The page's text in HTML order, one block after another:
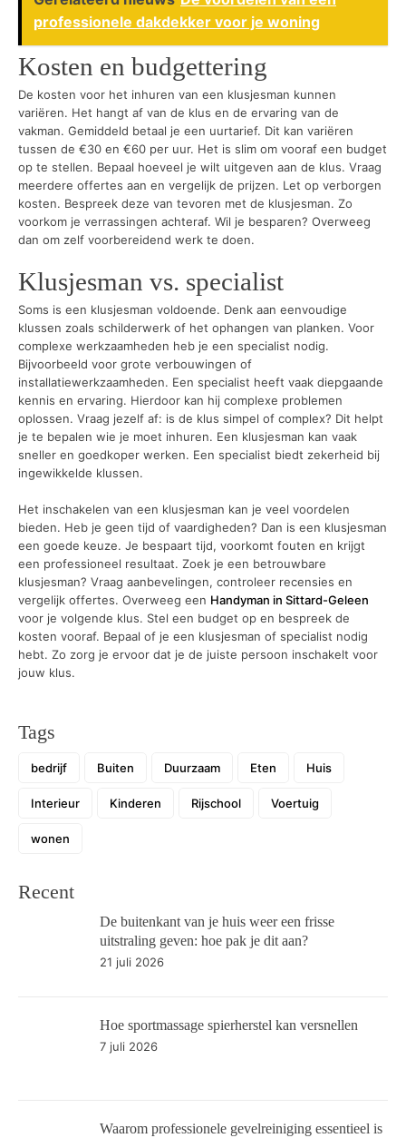
professionele dakdekker voor je woning
Kosten en budgettering
De kosten voor het inhuren van een klusjesman kunnen
variëren. Het hangt af van de klus en de ervaring van de
vakman. Gemiddeld betaal je een uurtarief. Dit kan variëren
tussen de €30 en €60 per uur. Het is slim om vooraf een budget
op te stellen. Bepaal hoeveel je wilt uitgeven aan de klus. Vraag
meerdere offertes aan en vergelijk de prijzen. Let op verborgen
kosten. Bespreek deze van tevoren met de klusjesman. Zo
voorkom je verrassingen achteraf. Wil je besparen? Overweeg
dan om zelf voorbereidend werk te doen.
Klusjesman vs. specialist
Soms is een klusjesman voldoende. Denk aan eenvoudige
klussen zoals schilderwerk of het ophangen van planken. Voor
complexe werkzaamheden heb je een specialist nodig.
Bijvoorbeeld voor grote verbouwingen of
installatiewerkzaamheden. Een specialist heeft vaak diepgaande
kennis en ervaring. Hierdoor kan hij complexe problemen
oplossen. Vraag jezelf af: is de klus simpel of complex? Dit helpt
je te bepalen wie je moet inhuren. Een klusjesman kan vaak
sneller en goedkoper werken. Een specialist biedt zekerheid bij
ingewikkelde klussen.
Het inschakelen van een klusjesman kan je veel voordelen
bieden. Heb je geen tijd of vaardigheden? Dan is een klusjesman
een goede keuze. Je bespaart tijd, voorkomt fouten en krijgt
een professioneel resultaat. Zoek je een betrouwbare
klusjesman? Vraag aanbevelingen, controleer recensies en
vergelijk offertes. Overweeg een Handyman in Sittard-Geleen
voor je volgende klus. Stel een budget op en bespreek de
kosten vooraf. Bepaal of je een klusjesman of specialist nodig
hebt. Zo zorg je ervoor dat je de juiste persoon inschakelt voor
jouw klus.
Tags
bedrijf Buiten Duurzaam Eten Huis
Interieur Kinderen Rijschool Voertuig
wonen
Recent
De buitenkant van je huis weer een frisse
uitstraling geven: hoe pak je dit aan?
21 juli 2026
Hoe sportmassage spierherstel kan versnellen
7 juli 2026
Waarom professionele gevelreiniging essentieel is